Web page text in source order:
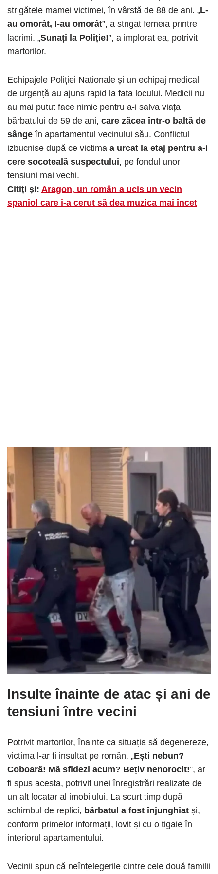
strigătele mamei victimei, în vârstă de 88 de ani. „L-
au omorât, l-au omorât”, a strigat femeia printre
lacrimi. „Sunați la Poliție!”, a implorat ea, potrivit
martorilor.
Echipajele Poliției Naționale și un echipaj medical
de urgență au ajuns rapid la fața locului. Medicii nu
au mai putut face nimic pentru a-i salva viața
bărbatului de 59 de ani, care zăcea într-o baltă de
sânge în apartamentul vecinului său. Conflictul
izbucnise după ce victima a urcat la etaj pentru a-i
cere socoteală suspectului, pe fondul unor
tensiuni mai vechi.
Citiți și: Aragon, un român a ucis un vecin
spaniol care i-a cerut să dea muzica mai încet
Insulte înainte de atac și ani de
tensiuni între vecini
Potrivit martorilor, înainte ca situația să degenereze,
victima l-ar fi insultat pe român. „Ești nebun?
Coboară! Mă sfidezi acum? Bețiv nenorocit!”, ar
fi spus acesta, potrivit unei înregistrări realizate de
un alt locatar al imobilului. La scurt timp după
schimbul de replici, bărbatul a fost înjunghiat și,
conform primelor informații, lovit și cu o tigaie în
interiorul apartamentului.
Vecinii spun că neînțelegerile dintre cele două familii